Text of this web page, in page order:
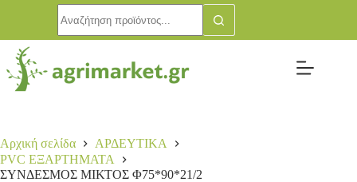
Αρχική σελίδα
ΑΡΔΕΥΤΙΚΑ
PVC ΕΞΑΡΤΗΜΑΤΑ
ΣΥΝΔΕΣΜΟΣ ΜΙΚΤΟΣ Φ75*90*21/2